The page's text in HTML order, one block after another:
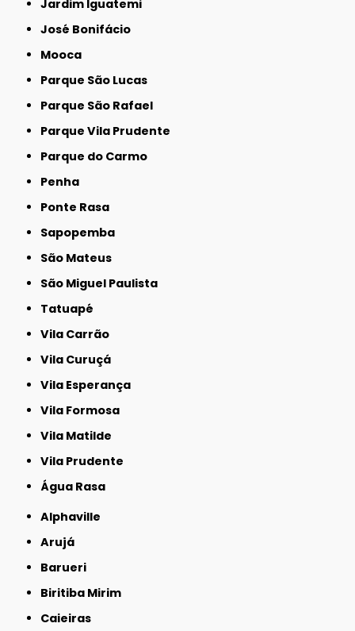
Jardim Iguatemi
José Bonifácio
Mooca
Parque São Lucas
Parque São Rafael
Parque Vila Prudente
Parque do Carmo
Penha
Ponte Rasa
Sapopemba
São Mateus
São Miguel Paulista
Tatuapé
Vila Carrão
Vila Curuçá
Vila Esperança
Vila Formosa
Vila Matilde
Vila Prudente
Água Rasa
Alphaville
Arujá
Barueri
Biritiba Mirim
Caieiras